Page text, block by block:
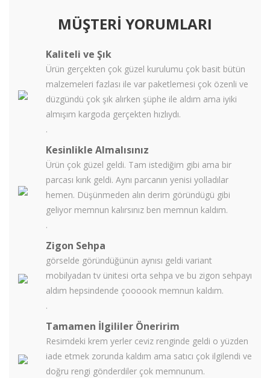
MÜŞTERİ YORUMLARI
Kaliteli ve Şık
Ürün gerçekten çok güzel kurulumu çok basit bütün
malzemeleri fazlası ile var paketlemesi çok özenli ve
düzgündü çok şık alırken şüphe ile aldım ama iyiki
almışım kargoda gerçekten hızlıydı.
.
Kesinlikle Almalısınız
Ürün çok güzel geldi. Tam istediğim gibi ama bir
parcası kırık geldi. Aynı parcanın yenisi yolladılar
hemen. Düşünmeden alın derim göründügü gibi
geliyor memnun kalırsınız ben memnun kaldım.
.
Zigon Sehpa
görselde göründüğünün aynısı geldi variant
mobilyadan tv ünitesi orta sehpa ve bu zigon sehpayı
aldım hepsindende çoooook memnun kaldım.
.
Tamamen İlgililer Öneririm
Resimdeki krem yerler ceviz renginde geldi o yüzden
iade etmek zorunda kaldım ama satıcı çok ilgilendi ve
doğru rengi gönderdiler çok memnunum.